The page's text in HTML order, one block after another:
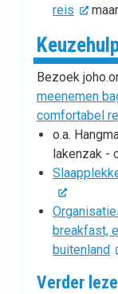
reis
Bezoek
meenemen
comfortabel
o.a.
lakenzak -
breakfast,
buitenland
Verder